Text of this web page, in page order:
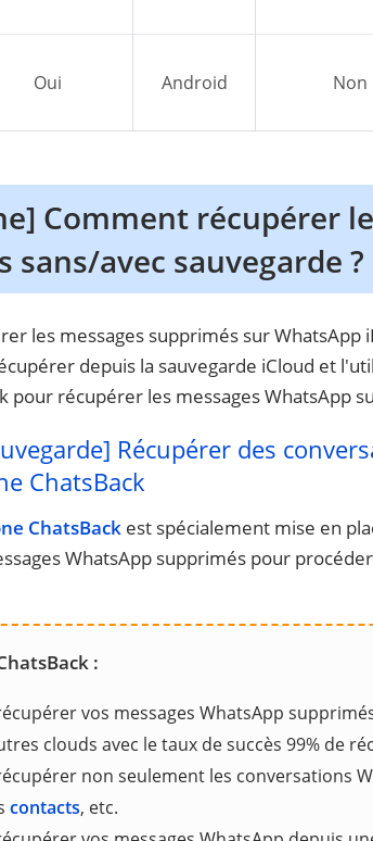
Oui Android Non
Comment récupérer
sans/avec sauvegarde ?
les messages supprimés sur
depuis la sauvegarde iCloud et
pour récupérer les messages WhatsApp
Récupérer des
ChatsBack
ChatsBack est spécialement mise en
WhatsApp supprimés pour
:
vos messages WhatsApp
clouds avec le taux de succès 99% de
non seulement les conversations
contacts, etc.